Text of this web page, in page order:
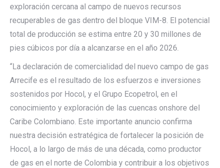
exploración cercana al campo de nuevos recursos
recuperables de gas dentro del bloque VIM-8. El potencial
total de producción se estima entre 20 y 30 millones de
pies cúbicos por día a alcanzarse en el año 2026.
“La declaración de comercialidad del nuevo campo de gas
Arrecife es el resultado de los esfuerzos e inversiones
sostenidos por Hocol, y el Grupo Ecopetrol, en el
conocimiento y exploración de las cuencas onshore del
Caribe Colombiano. Este importante anuncio confirma
nuestra decisión estratégica de fortalecer la posición de
Hocol, a lo largo de más de una década, como productor
de gas en el norte de Colombia y contribuir a los objetivos